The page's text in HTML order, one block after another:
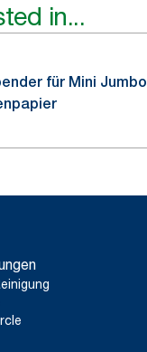
in...
für Mini Jumbo